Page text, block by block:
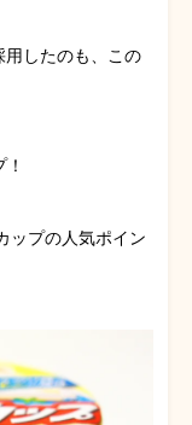
用したのも、この
ップの人気ポイン